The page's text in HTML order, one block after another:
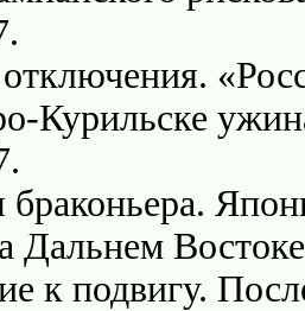
Курильске
Дальнем
к подвигу.